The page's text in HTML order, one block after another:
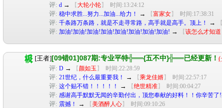
评: d → 【大轮小轮】 时间:13:24:12
评: 稳中求胜...努力...加油...给力！ → 【富家女】 时间:17:38:31
评: 千条路万条路，就是不走寻常路，高手就是高手。顶上！ →
评: 加油!加油!加油!加油!加油!加油!加油!加油! → 【该怎么才知道
[王者][09错01]087期:专业平特╬══{五不中}╬══已经更新！
评: D → 【颜如玉 】 时间:22:28:59
评: 21世纪，什么最重要我！ → 【乘龙佳婿 】 时间:22:57:17
评: 这个贴不错！！！！！ → 【绝世精准】 时间:00:04:27
评: 感谢高手默默无闻的辛勤付出，顶您奉献的好料！！你辛苦
评: 震撼！ → 【美酒醉人心】 时间:09:10:26